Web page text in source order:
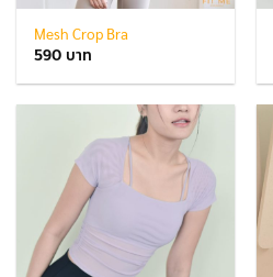
Mesh Crop Bra
590